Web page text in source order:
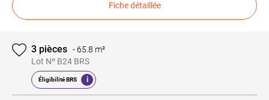
Fiche détaillée
3 pièces -65.8 m²
Lot Nº B24 BRS
Éligibilité BRS i